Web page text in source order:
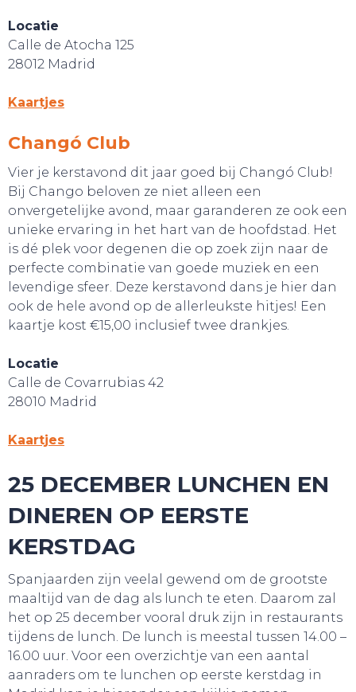
Locatie
Calle de Atocha 125
28012 Madrid
Kaartjes
Changó Club
Vier je kerstavond dit jaar goed bij Changó Club!
Bij Chango beloven ze niet alleen een
onvergetelijke avond, maar garanderen ze ook een
unieke ervaring in het hart van de hoofdstad. Het
is dé plek voor degenen die op zoek zijn naar de
perfecte combinatie van goede muziek en een
levendige sfeer. Deze kerstavond dans je hier dan
ook de hele avond op de allerleukste hitjes! Een
kaartje kost €15,00 inclusief twee drankjes.
Locatie
Calle de Covarrubias 42
28010 Madrid
Kaartjes
25 DECEMBER LUNCHEN EN
DINEREN OP EERSTE
KERSTDAG
Spanjaarden zijn veelal gewend om de grootste
maaltijd van de dag als lunch te eten. Daarom zal
het op 25 december vooral druk zijn in restaurants
tijdens de lunch. De lunch is meestal tussen 14.00 –
16.00 uur. Voor een overzichtje van een aantal
aanraders om te lunchen op eerste kerstdag in